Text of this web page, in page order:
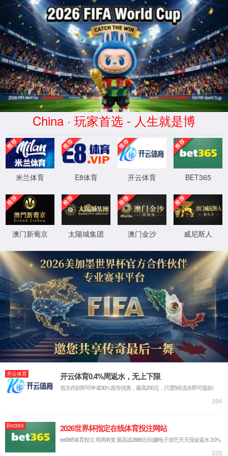
抱歉，您撞到了不存在的页面...
最有可能的原因是：
您输入的网址可能不正确
链接可能已过期
别担心，您可以尝试返回首页
XML 地图